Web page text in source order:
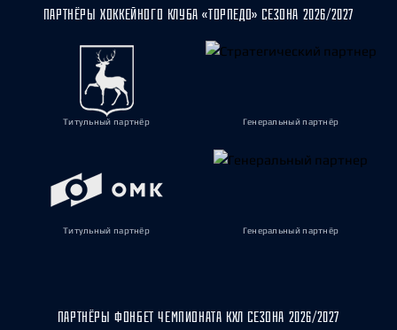
ПАРТНЁРЫ ХОККЕЙНОГО КЛУБА «ТОРПЕДО» СЕЗОНА 2026/2027
Титульный партнёр Генеральный партнёр
Титульный партнёр Генеральный партнёр
ПАРТНЁРЫ ФОНБЕТ ЧЕМПИОНАТА КХЛ СЕЗОНА 2026/2027